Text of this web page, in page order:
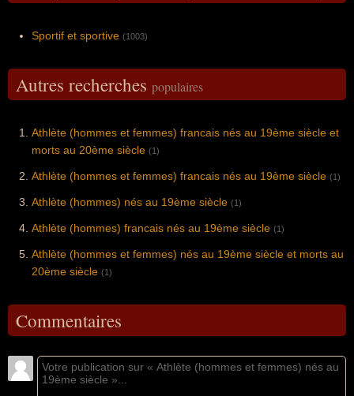
Sportif et sportive (1003)
Autres recherches populaires
Athlète (hommes et femmes) francais nés au 19ème siècle et
morts au 20ème siècle (1)
Athlète (hommes et femmes) francais nés au 19ème siècle (1)
Athlète (hommes) nés au 19ème siècle (1)
Athlète (hommes) francais nés au 19ème siècle (1)
Athlète (hommes et femmes) nés au 19ème siècle et morts au
20ème siècle (1)
Commentaires